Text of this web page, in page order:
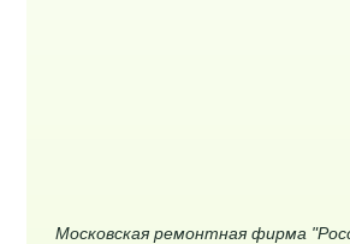
Московская ремонтная фирма